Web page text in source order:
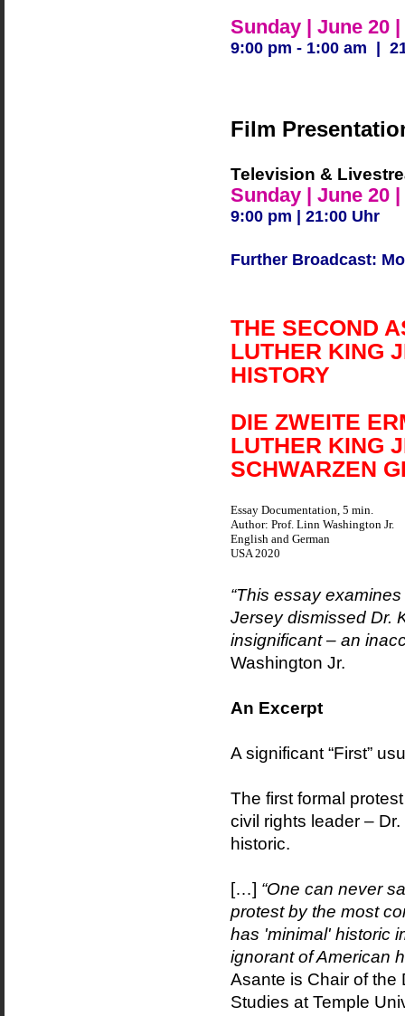
Sunday | June 20 |
9:00 pm - 1:00 am |
Film
Television &
Sunday | June 20 |
9:00 pm | 21:00 Uhr
Further Broadcast:
THE SECOND
LUTHER KING
HISTORY
DIE ZWEITE
LUTHER KING
SCHWARZEN
Essay Documentation, 5 min.
Author: Prof. Linn Washington Jr.
English and German
USA 2020
“This essay
Jersey dismissed Dr.
insignificant – an
Washington Jr.
An Excerpt
A significant “First”
The first formal
civil rights leader –
historic.
[…] “One can never
protest by the most
has 'minimal' historic
ignorant of American
Asante is Chair of the
Studies at Temple